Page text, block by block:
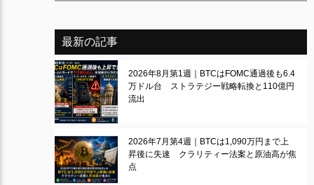
最新の記事
2026年8月第1週｜BTCはFOMC通過後も6.4
万ドル台 ストラテジー戦略転換と110億円
流出
2026年7月第4週｜BTCは1,090万円まで上
昇後に失速 クラリティー法案と原油高が焦
点